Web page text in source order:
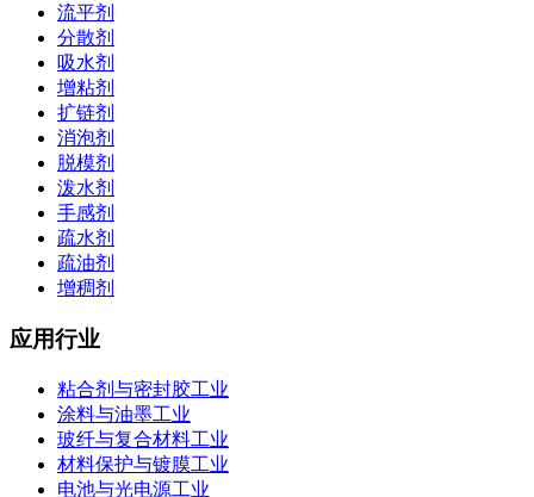
流平剂
分散剂
吸水剂
增粘剂
扩链剂
消泡剂
脱模剂
泼水剂
手感剂
疏水剂
疏油剂
增稠剂
应用行业
粘合剂与密封胶工业
涂料与油墨工业
玻纤与复合材料工业
材料保护与镀膜工业
电池与光电源工业